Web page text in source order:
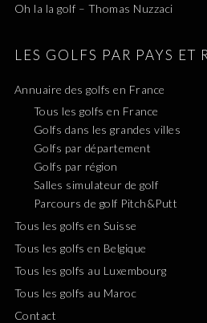
Oh la la golf – Thomas Nuzzaci
LES GOLFS PAR PAYS ET
Annuaire des golfs en France
Tous les golfs en France
Golfs dans les grandes villes
Golfs par département
Golfs par région
Salles simulateur de golf
Parcours de golf Pitch&Putt
Tous les golfs en Suisse
Tous les golfs en Belgique
Tous les golfs au Luxembourg
Tous les golfs au Maroc
Contact